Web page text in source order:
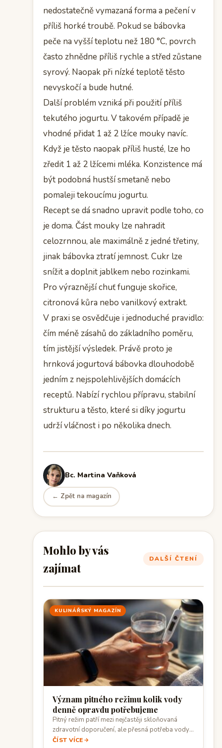
nedostatečně vymazaná forma a pečení v
příliš horké troubě. Pokud se bábovka
peče na vyšší teplotu než 180 °C, povrch
často zhnědne příliš rychle a střed zůstane
syrový. Naopak při nízké teplotě těsto
nevyskočí a bude hutné.
Další problém vzniká při použití příliš
tekutého jogurtu. V takovém případě je
vhodné přidat 1 až 2 lžíce mouky navíc.
Když je těsto naopak příliš husté, lze ho
zředit 1 až 2 lžícemi mléka. Konzistence má
být podobná hustší smetaně nebo
pomaleji tekoucímu jogurtu.
Recept se dá snadno upravit podle toho, co
je doma. Část mouky lze nahradit
celozrnnou, ale maximálně z jedné třetiny,
jinak bábovka ztratí jemnost. Cukr lze
snížit a doplnit jablkem nebo rozinkami.
Pro výraznější chuť funguje skořice,
citronová kůra nebo vanilkový extrakt.
V praxi se osvědčuje i jednoduché pravidlo:
čím méně zásahů do základního poměru,
tím jistější výsledek. Právě proto je
hrnková jogurtová bábovka dlouhodobě
jedním z nejspolehlivějších domácích
receptů. Nabízí rychlou přípravu, stabilní
strukturu a těsto, které si díky jogurtu
udrží vláčnost i po několika dnech.
Bc. Martina Vaňková
← Zpět na magazín
Mohlo by vás
zajímat
DALŠÍ ČTENÍ
KULINÁŘSKÝ MAGAZÍN
Význam pitného režimu kolik vody
denně opravdu potřebujeme
Pitný režim patří mezi nejčastěji skloňovaná
zdravotní doporučení, ale přesná potřeba vody
se liší…
ČÍST VÍCE